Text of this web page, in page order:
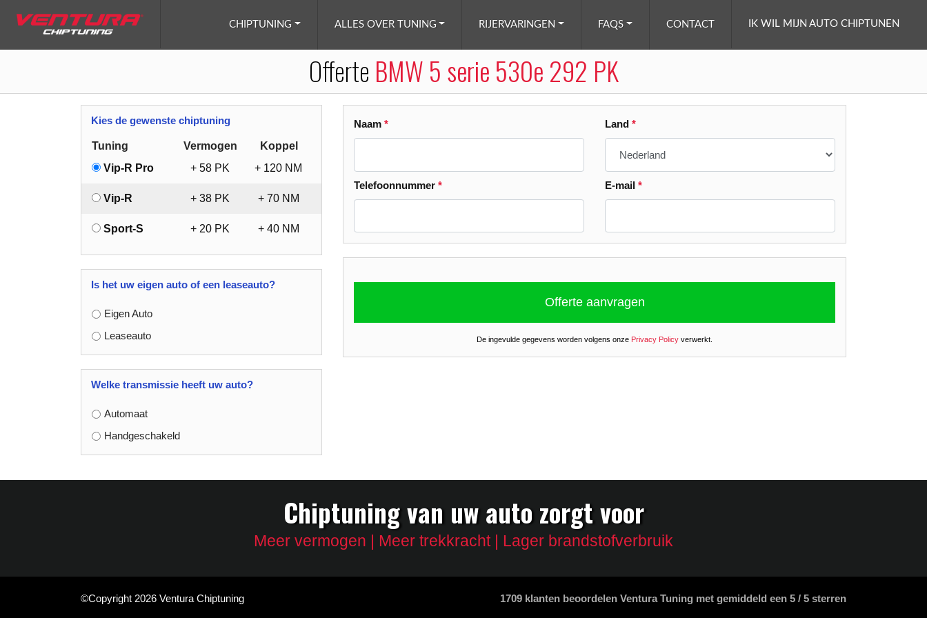
CHIPTUNING ALLES OVER TUNING RIJERVARINGEN FAQS CONTACT IK WIL MIJN AUTO CHIPTUNEN
Offerte BMW 5 serie 530e 292 PK
Kies de gewenste chiptuning
Tuning Vermogen
Koppel
Vip-R Pro
+ 58 PK + 120 NM
Vip-R + 38 PK + 70NM
Sport-S + 20 PK + 40NM
Is het uw eigen auto of een leaseauto?
Eigen Auto
Leaseauto
Welke transmissie heeft uw auto?
Automaat
Handgeschakeld
Naam * Land *
Telefoonnummer * E-mail *
De ingevulde gegevens worden volgens onze Privacy Policy verwerkt.
Chiptuning van uw auto zorgt voor
Meer vermogen | Meer trekkracht | Lager brandstofverbruik
©Copyright 2026 Ventura Chiptuning 1709 klanten beoordelen Ventura Tuning met gemiddeld een 5 / 5 sterren